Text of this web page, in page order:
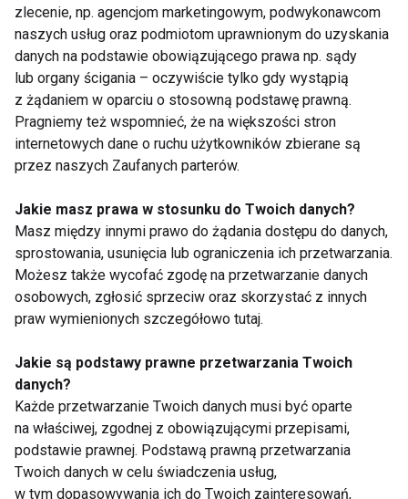
przeciwną stronę ciała, pozwalając mu
opadać w kierunku podłogi.
Głowę skieruj w przeciwnym kierunku
niż noga.
Pozostań w tej pozycji przez 1-2
minuty, oddychając głęboko, a
Korzyści z Supta Matsyendrasana:
Rozciąga kręgosłup, biodra i ramiona.
Pomaga uwolnić napięcie w dolnej
części pleców.
Sprzyja wyciszeniu i relaksacji ciała
przed snem.
Jak praktykować jogę przed snem?
Regularne wykonywanie jogi przed snem może
znacząco poprawić jakość snu i pomóc w
zlecenie, np. agencjom marketingowym, podwykonawcom
naszych usług oraz podmiotom uprawnionym do uzyskania
danych na podstawie obowiązującego prawa np. sądy
lub organy ścigania – oczywiście tylko gdy wystąpią
z żądaniem w oparciu o stosowną podstawę prawną.
Pragniemy też wspomnieć, że na większości stron
internetowych dane o ruchu użytkowników zbierane są
przez naszych Zaufanych parterów.
Jakie masz prawa w stosunku do Twoich danych?
Masz między innymi prawo do żądania dostępu do danych,
sprostowania, usunięcia lub ograniczenia ich przetwarzania.
Możesz także wycofać zgodę na przetwarzanie danych
osobowych, zgłosić sprzeciw oraz skorzystać z innych
praw wymienionych szczegółowo tutaj.
Jakie są podstawy prawne przetwarzania Twoich
danych?
Każde przetwarzanie Twoich danych musi być oparte
na właściwej, zgodnej z obowiązującymi przepisami,
podstawie prawnej. Podstawą prawną przetwarzania
Twoich danych w celu świadczenia usług,
w tym dopasowywania ich do Twoich zainteresowań,